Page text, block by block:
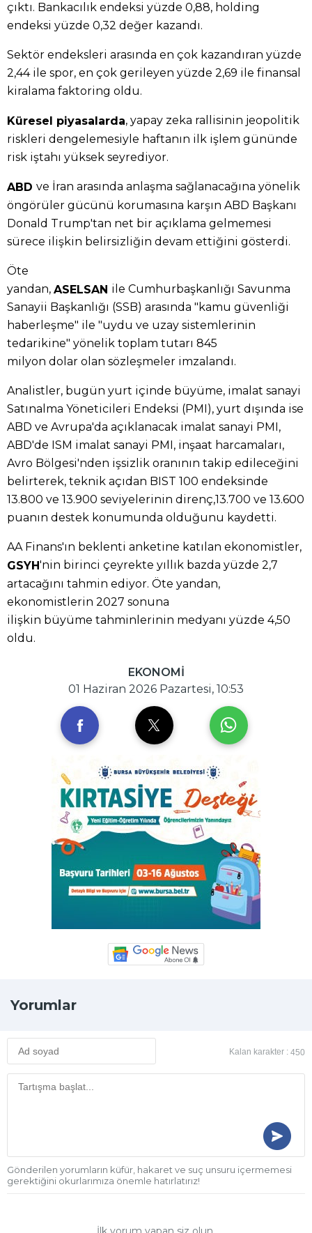
çıktı. Bankacılık endeksi yüzde 0,88, holding
endeksi yüzde 0,32 değer kazandı.
Sektör endeksleri arasında en çok kazandıran yüzde
2,44 ile spor, en çok gerileyen yüzde 2,69 ile finansal
kiralama faktoring oldu.
Küresel piyasalarda, yapay zeka rallisinin jeopolitik
riskleri dengelemesiyle haftanın ilk işlem gününde
risk iştahı yüksek seyrediyor.
ABD ve İran arasında anlaşma sağlanacağına yönelik
öngörüler gücünü korumasına karşın ABD Başkanı
Donald Trump'tan net bir açıklama gelmemesi
sürece ilişkin belirsizliğin devam ettiğini gösterdi.
Öte
yandan, ASELSAN ile Cumhurbaşkanlığı Savunma
Sanayii Başkanlığı (SSB) arasında "kamu güvenliği
haberleşme" ile "uydu ve uzay sistemlerinin
tedarikine" yönelik toplam tutarı 845
milyon dolar olan sözleşmeler imzalandı.
Analistler, bugün yurt içinde büyüme, imalat sanayi
Satınalma Yöneticileri Endeksi (PMI), yurt dışında ise
ABD ve Avrupa'da açıklanacak imalat sanayi PMI,
ABD'de ISM imalat sanayi PMI, inşaat harcamaları,
Avro Bölgesi'nden işsizlik oranının takip edileceğini
belirterek, teknik açıdan BIST 100 endeksinde
13.800 ve 13.900 seviyelerinin direnç,13.700 ve 13.600
puanın destek konumunda olduğunu kaydetti.
AA Finans'ın beklenti anketine katılan ekonomistler,
GSYH'nin birinci çeyrekte yıllık bazda yüzde 2,7
artacağını tahmin ediyor. Öte yandan,
ekonomistlerin 2027 sonuna
ilişkin büyüme tahminlerinin medyanı yüzde 4,50
oldu.
EKONOMİ
01 Haziran 2026 Pazartesi, 10:53
Yorumlar
Kalan karakter : 450
Gönderilen yorumların küfür, hakaret ve suç unsuru içermemesi
gerektiğini okurlarımıza önemle hatırlatırız!